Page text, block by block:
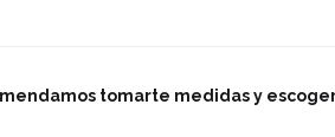
tomarte medidas y